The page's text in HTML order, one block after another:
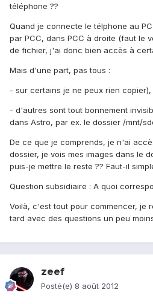
téléphone ??
Quand je connecte le télphone au
par PCC, dans PCC à droite (faut le
de fichier, j'ai donc bien accès à
Mais d'une part, pas tous :
- sur certains je ne peux rien copier),
- d'autres sont tout bonnement
dans Astro, par ex. le dossier /mnt/
De ce que je comprends, je n'ai
dossier, je vois mes images dans le
puis-je mettre le reste ?? Faut-il
Question subsidiaire : A quoi
Voilà, c'est tout pour commencer, je
tard avec des questions un peu
zeef
Posté(e) 8 août 2012